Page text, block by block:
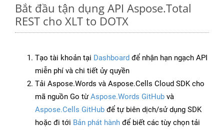
Bắt đầu tận dụng API Aspose.Total
REST cho XLT to DOTX
Tạo tài khoản tại Dashboard để nhận hạn ngạch API
miễn phí và chi tiết ủy quyền
Tải Aspose.Words và Aspose.Cells Cloud SDK cho
mã nguồn Go từAspose.Words GitHub và
Aspose.Cells GitHub để tự biên dịch/sử dụng SDK
hoặc đi tới Bản phát hành để biết các tùy chọn tải